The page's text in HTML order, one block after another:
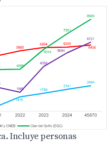
Incluye personas